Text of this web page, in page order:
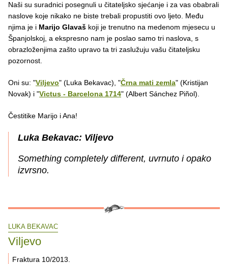
Naši su suradnici posegnuli u čitateljsko sjećanje i za vas obabrali
naslove koje nikako ne biste trebali propustiti ovo ljeto. Među
njima je i Marijo Glavaš koji je trenutno na medenom mjesecu u
Španjolskoj, a ekspresno nam je poslao samo tri naslova, s
obrazloženjima zašto upravo ta tri zaslužuju vašu čitateljsku
pozornost.
Oni su: "Viljevo" (Luka Bekavac), "Črna mati zemla" (Kristijan
Novak) i "Victus - Barcelona 1714" (Albert Sánchez Piñol).
Čestitike Marijo i Ana!
Luka Bekavac: Viljevo
Something completely different, uvrnuto i opako
izvrsno.
LUKA BEKAVAC
Viljevo
Fraktura 10/2013.